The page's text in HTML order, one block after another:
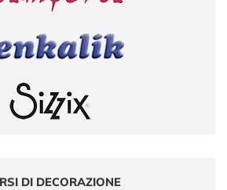
DI DECORAZIONE